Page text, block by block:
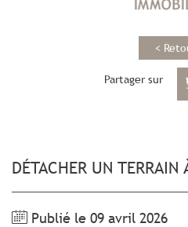
<
Partager sur
DÉTACHER UN TERRAIN
Publié le 09 avril 2026